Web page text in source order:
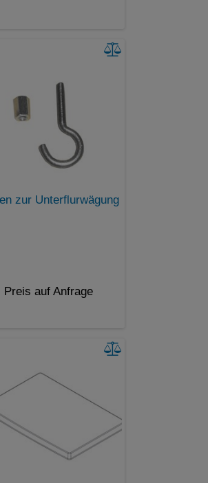
zur Unterflurwägung
Preis auf Anfrage